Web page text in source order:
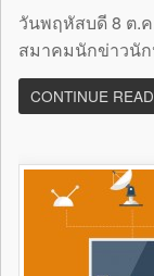
วันพฤหัสบดี 8 ต.
สมาคมนักข่าวนั
CONTINUE